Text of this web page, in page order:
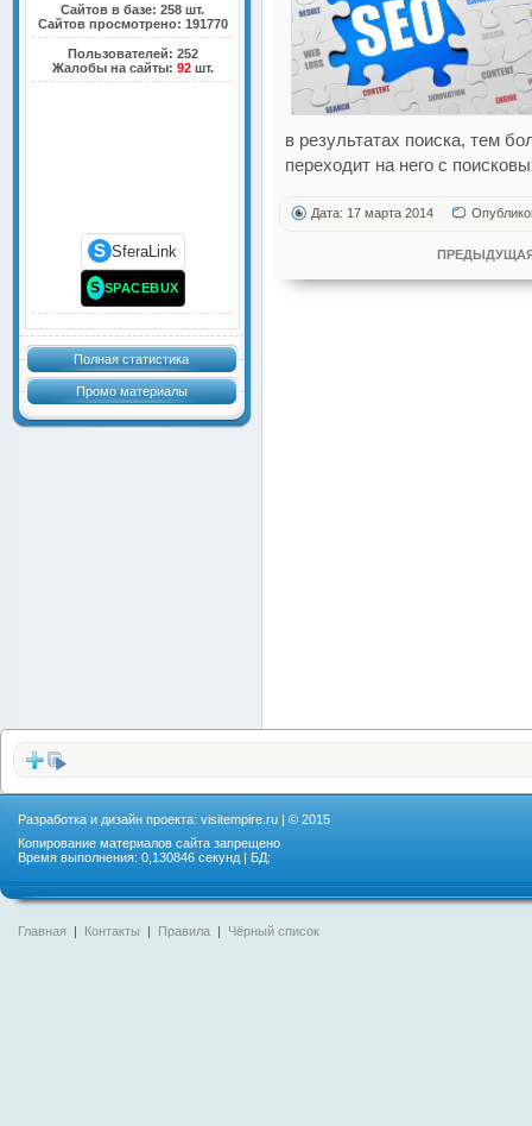
Сайтов в базе: 258 шт.
Сайтов просмотрено: 191770
Пользователей: 252
Жалобы на сайты: 92шт.
S SferaLink
S SPACEBUX
Полная статистика
Промо материалы
в результатах поиска, тем
переходит на него с
Дата: 17 марта 2014
Разработка и дизайн проекта: visitempire.ru | © 2015
Копирование материалов сайта запрещено
Время выполнения: 0,130846 секунд | БД:
Главная | Контакты | Правила | Чёрный список